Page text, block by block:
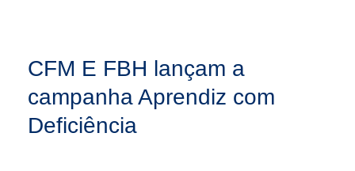
CFM E FBH lançam a
campanha Aprendiz com
Deficiência